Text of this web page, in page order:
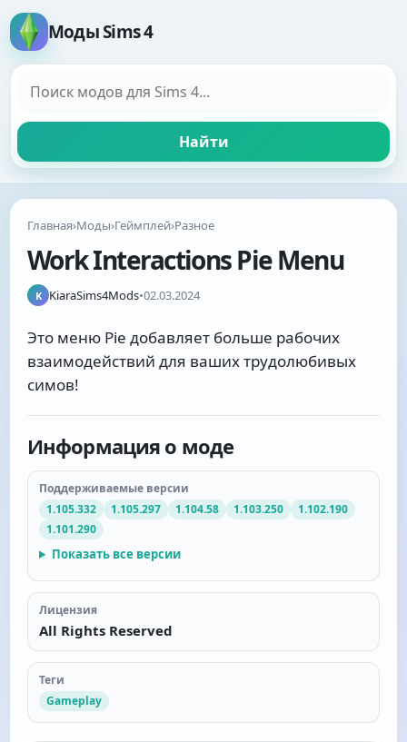
Моды Sims 4
Найти
Главная›Моды›Геймплей›Разное
Work Interactions Pie Menu
K KiaraSims4Mods•02.03.2024
Это меню Pie добавляет больше рабочих
взаимодействий для ваших трудолюбивых
симов!
Информация о моде
Поддерживаемые версии
1.105.332
1.105.297 1.104.58 1.103.250
1.102.190
1.101.290
Показать все версии
Лицензия
All Rights Reserved
Теги
Gameplay